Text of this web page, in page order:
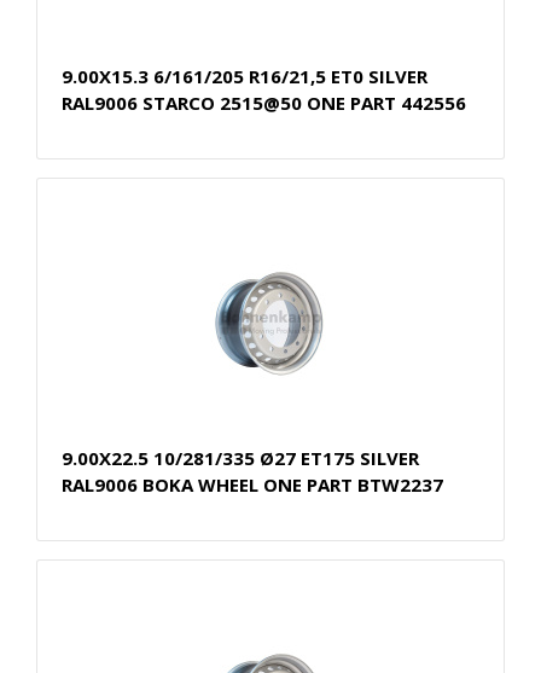
9.00X15.3 6/161/205 R16/21,5 ET0 SILVER
RAL9006 STARCO 2515@50 ONE PART 442556
9.00X22.5 10/281/335 Ø27 ET175 SILVER
RAL9006 BOKA WHEEL ONE PART BTW2237